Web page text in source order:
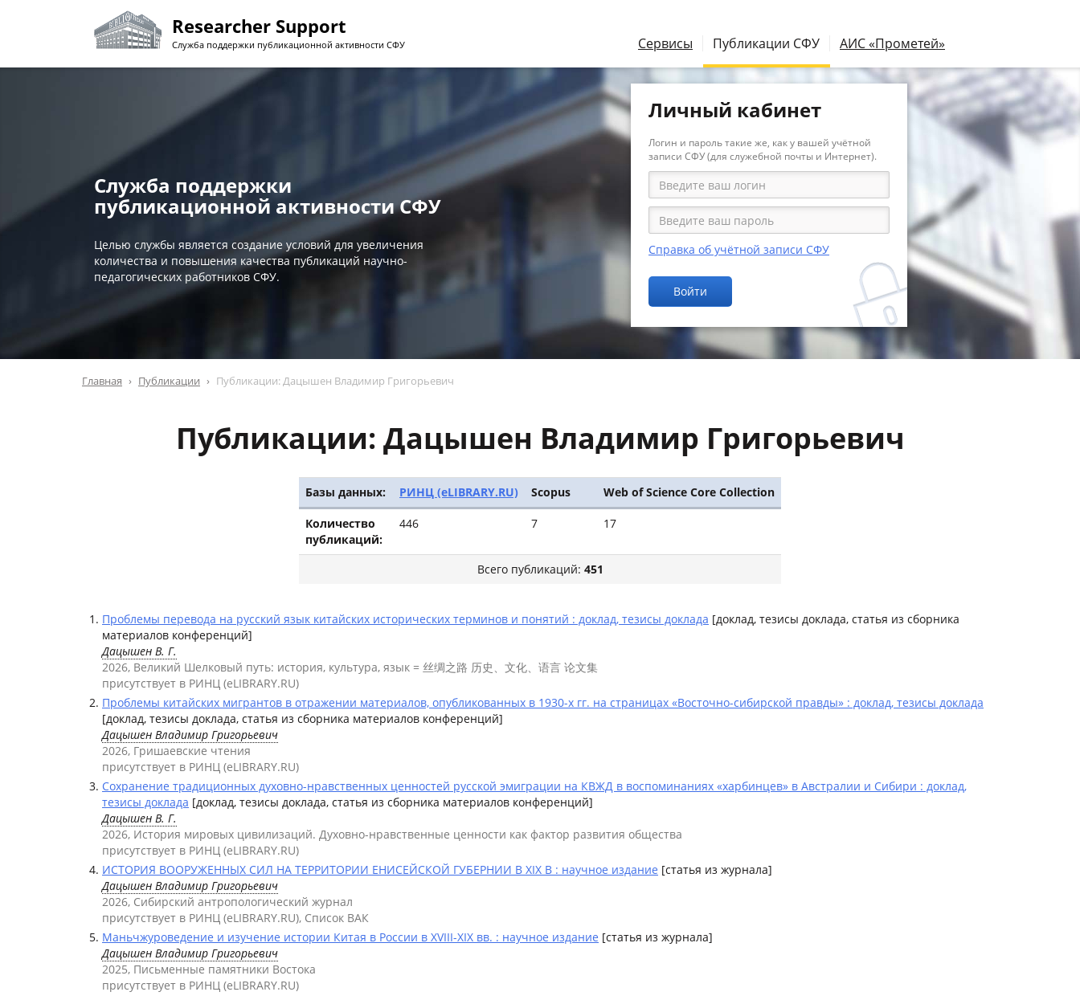
Researcher Support
Служба поддержки публикационной активности СФУ Сервисы Публикации СФУ АИС «Прометей»
Служба поддержки
публикационной активности СФУ
Целью службы является создание условий для увеличения
количества и повышения качества публикаций научно-
педагогических работников СФУ.
Личный кабинет
Логин и пароль такие же, как у вашей учётной
записи СФУ (для служебной почты и Интернет).
Справка об учётной записи СФУ
Войти
Главная Публикации Публикации: Дацышен Владимир Григорьевич
Публикации: Дацышен Владимир Григорьевич
Базы данных: РИНЦ (eLIBRARY.RU) Scopus Web of Science Core Collection
Количество
публикаций:
446 7 17
Всего публикаций: 451
Проблемы перевода на русский язык китайских исторических терминов и понятий : доклад, тезисы доклада [доклад, тезисы доклада, статья из сборника
материалов конференций]
Дацышен В. Г.
2026, Великий Шелковый путь: история, культура, язык = 丝绸之路 历史、文化、语言 论文集
присутствует в РИНЦ (eLIBRARY.RU)
Проблемы китайских мигрантов в отражении материалов, опубликованных в 1930-х гг. на страницах «Восточно-сибирской правды» : доклад, тезисы доклада
[доклад, тезисы доклада, статья из сборника материалов конференций]
Дацышен Владимир Григорьевич
2026, Гришаевские чтения
присутствует в РИНЦ (eLIBRARY.RU)
Сохранение традиционных духовно-нравственных ценностей русской эмиграции на КВЖД в воспоминаниях «харбинцев» в Австралии и Сибири : доклад,
тезисы доклада [доклад, тезисы доклада, статья из сборника материалов конференций]
Дацышен В. Г.
2026, История мировых цивилизаций. Духовно-нравственные ценности как фактор развития общества
присутствует в РИНЦ (eLIBRARY.RU)
ИСТОРИЯ ВООРУЖЕННЫХ СИЛ НА ТЕРРИТОРИИ ЕНИСЕЙСКОЙ ГУБЕРНИИ В XIX В : научное издание [статья из журнала]
Дацышен Владимир Григорьевич
2026, Сибирский антропологический журнал
присутствует в РИНЦ (eLIBRARY.RU), Список ВАК
Маньчжуроведение и изучение истории Китая в России в XVIII-XIX вв. : научное издание [статья из журнала]
Дацышен Владимир Григорьевич
2025, Письменные памятники Востока
присутствует в РИНЦ (eLIBRARY.RU)